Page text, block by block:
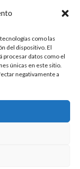
como las
del dispositivo. El
procesar datos como el
únicas en este sitio.
negativamente a
reservados.